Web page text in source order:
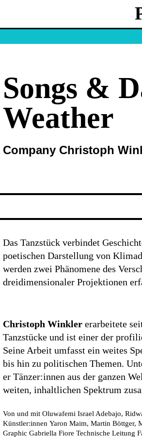
Songs &
Weather
Company Christoph
Das Tanzstück verbindet
poetischen Darstellung von
werden zwei Phänomene des
dreidimensionaler Projektionen
Christoph Winkler erarbeitete
Tanzstücke und ist einer der
Seine Arbeit umfasst ein weites
bis hin zu politischen Themen.
er Tänzer:innen aus der ganzen
weiten, inhaltlichen Spektrum
Von und mit Oluwafemi Israel Adebajo,
Künstler:innen Yaron Maim, Martin Böttger,
Graphic Gabriella FioreTechnische Leitung